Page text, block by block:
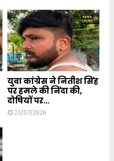
युवा कांग्रेस ने नितीश सिंह
पर हमले की निंदा की,
दोषियों पर...
23/07/2026